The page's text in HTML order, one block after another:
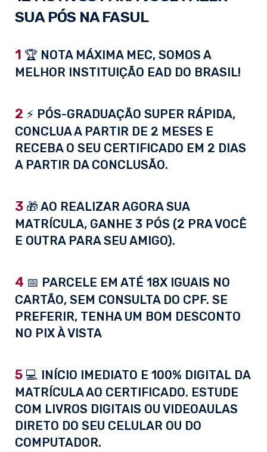
SUA PÓS NA FASUL
1 🏆 NOTA MÁXIMA MEC, SOMOS A
MELHOR INSTITUIÇÃO EAD DO BRASIL!
2 ⚡ PÓS-GRADUAÇÃO SUPER RÁPIDA,
CONCLUA A PARTIR DE 2 MESES E
RECEBA O SEU CERTIFICADO EM 2 DIAS
A PARTIR DA CONCLUSÃO.
3 🎁 AO REALIZAR AGORA SUA
MATRÍCULA, GANHE 3 PÓS (2 PRA VOCÊ
E OUTRA PARA SEU AMIGO).
4 📅 PARCELE EM ATÉ 18X IGUAIS NO
CARTÃO, SEM CONSULTA DO CPF. SE
PREFERIR, TENHA UM BOM DESCONTO
NO PIX À VISTA
5 💻 INÍCIO IMEDIATO E 100% DIGITAL DA
MATRÍCULA AO CERTIFICADO. ESTUDE
COM LIVROS DIGITAIS OU VIDEOAULAS
DIRETO DO SEU CELULAR OU DO
COMPUTADOR.